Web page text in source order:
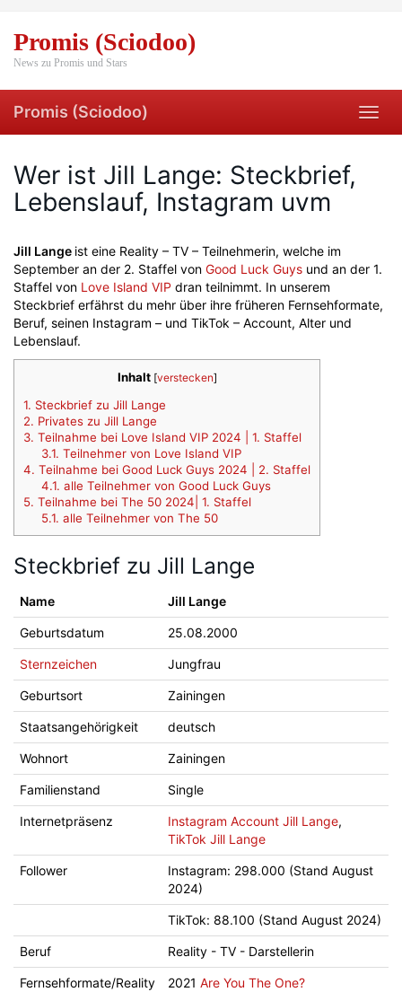
main
content
Promis (Sciodoo)
News zu Promis und Stars
Promis (Sciodoo)
Wer ist Jill Lange: Steckbrief,
Lebenslauf, Instagram uvm
Jill Lange ist eine Reality – TV – Teilnehmerin, welche im
September an der 2. Staffel von Good Luck Guys und an der 1.
Staffel von Love Island VIP dran teilnimmt. In unserem
Steckbrief erfährst du mehr über ihre früheren Fernsehformate,
Beruf, seinen Instagram – und TikTok – Account, Alter und
Lebenslauf.
Inhalt [verstecken]
1. Steckbrief zu Jill Lange
2. Privates zu Jill Lange
3. Teilnahme bei Love Island VIP 2024 | 1. Staffel
3.1. Teilnehmer von Love Island VIP
4. Teilnahme bei Good Luck Guys 2024 | 2. Staffel
4.1. alle Teilnehmer von Good Luck Guys
5. Teilnahme bei The 50 2024| 1. Staffel
5.1. alle Teilnehmer von The 50
Steckbrief zu Jill Lange
Name Jill Lange
Geburtsdatum 25.08.2000
Sternzeichen Jungfrau
Geburtsort Zainingen
Staatsangehörigkeit deutsch
Wohnort Zainingen
Familienstand Single
Internetpräsenz Instagram Account Jill Lange,
TikTok Jill Lange
Follower
Instagram: 298.000 (Stand August
2024)
TikTok: 88.100 (Stand August 2024)
Beruf Reality - TV - Darstellerin
Fernsehformate/Reality
2021 Are You The One?